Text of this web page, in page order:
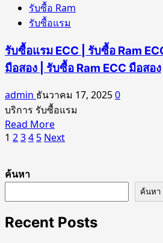
Ram
โน๊
คมือ
สอง
ซื้อ
แรม
Notebook
มือ
สอง
รับ
ซื้อ
Ram
Notebook
รับ
ซื้อ
PC
|
ซื้อ
Ram
PC
|
แรม
สอง
รับซื้อ Ram
รับซื้อแรม
รับซื้อแรม ECC | รับซื้อ Ram
มือสอง | รับซื้อ Ram ECC มือสอง
admin ธันวาคม 17, 20250
บริการ รับซื้อแรม
Read MoreRead
more
ซื้อ
|
Posts
1 234 5 Next
ค้นหา
ค้นหา
Recent Posts